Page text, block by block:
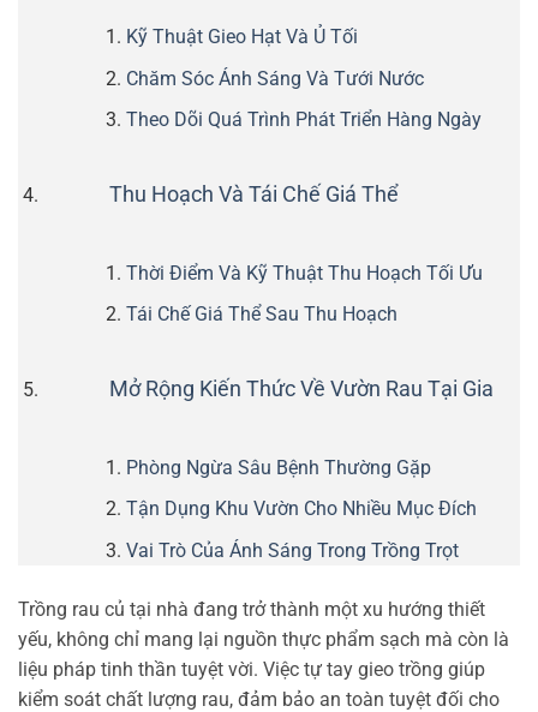
Kỹ Thuật Gieo Hạt Và Ủ Tối
Chăm Sóc Ánh Sáng Và Tưới Nước
Theo Dõi Quá Trình Phát Triển Hàng Ngày
Thu Hoạch Và Tái Chế Giá Thể
Thời Điểm Và Kỹ Thuật Thu Hoạch Tối Ưu
Tái Chế Giá Thể Sau Thu Hoạch
Mở Rộng Kiến Thức Về Vườn Rau Tại Gia
Phòng Ngừa Sâu Bệnh Thường Gặp
Tận Dụng Khu Vườn Cho Nhiều Mục Đích
Vai Trò Của Ánh Sáng Trong Trồng Trọt
Trồng rau củ tại nhà đang trở thành một xu hướng thiết
yếu, không chỉ mang lại nguồn thực phẩm sạch mà còn là
liệu pháp tinh thần tuyệt vời. Việc tự tay gieo trồng giúp
kiểm soát chất lượng rau, đảm bảo an toàn tuyệt đối cho